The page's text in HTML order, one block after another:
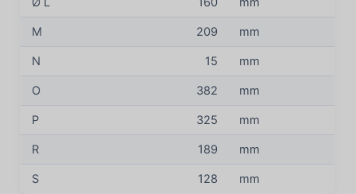
M 209 mm
N 15 mm
O 382 mm
P 325 mm
R 189 mm
S 128 mm